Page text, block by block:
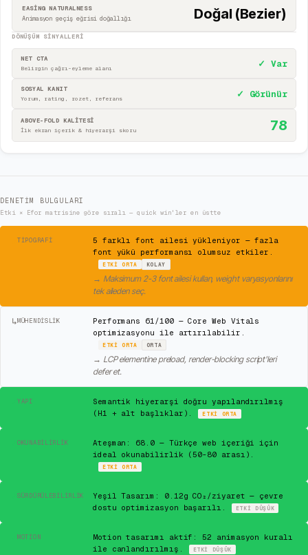
EASING NATURALNESS
Animasyon geçiş eğrisi doğallığı
Doğal (Bezier)
DÖNÜŞÜM SINYALLERI
NET CTA
Belirgin çağrı-eyleme alanı ✓ Var
SOSYAL KANIT
Yorum, rating, rozet, referans ✓ Görünür
ABOVE-FOLD KALİTESİ
İlk ekran içerik & hiyerarşi skoru 78
DENETIM BULGULARI
Etki × Efor matrisine göre sıralı — quick win'ler en üstte
TIPOGRAFI
5 farklı font ailesi yükleniyor — fazla
font yükü performansı olumsuz etkiler.
ETKIORTA KOLAY
→ Maksimum 2-3 font ailesi kullan, weight varyasyonlarını
tek aileden seç.
↳MÜHENDISLIK
Performans 61/100 — Core Web Vitals
optimizasyonu ile artırılabilir.
ETKIORTA ORTA
→ LCP elementine preload, render-blocking script'leri
defer et.
YAPI
Semantik hiyerarşi doğru yapılandırılmış
(H1 + alt başlıklar).
ETKI ORTA
OKUNABILIRLIK
Ateşman: 68.0 — Türkçe web içeriği için
ideal okunabilirlik (50-80 arası).
ETKIORTA
SÜRDÜRÜLEBILIRLIK
Yeşil Tasarım: 0.12g CO₂/ziyaret — çevre
dostu optimizasyon başarılı.
ETKI DÜŞÜK
MOTION
Motion tasarımı aktif: 52 animasyon kuralı
ile canlandırılmış.
ETKI DÜŞÜK